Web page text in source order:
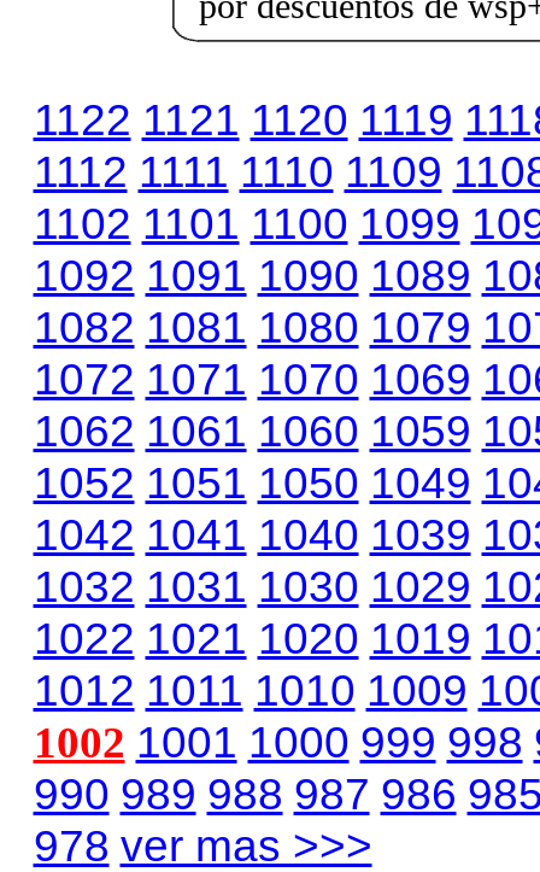
1122 1121 1120 1119
1112 1111 1110 1109
1102 1101 1100 1099
1092 1091 1090 1089
1082 1081 1080 1079
1072 1071 1070 1069
1062 1061 1060 1059
1052 1051 1050 1049
1042 1041 1040 1039
1032 1031 1030 1029
1022 1021 1020 1019
1012 1011 1010 1009
1002 1001 1000 999 998
990 989 988 987 986
978 ver mas >>>